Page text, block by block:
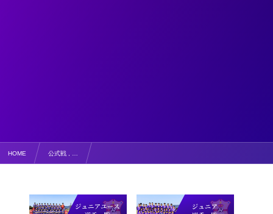
HOME 公式戦 , …